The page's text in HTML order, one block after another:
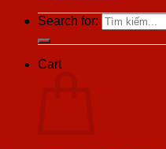
Search for:
Cart